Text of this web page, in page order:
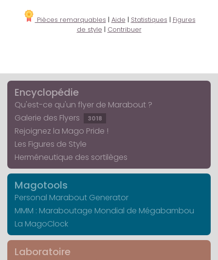
Pièces remarquables | Aide | Statistiques | Figures
de style | Contribuer
Encyclopédie
Qu'est-ce qu'un flyer de Marabout ?
Galerie des Flyers
3018
Rejoignez la Mago Pride !
Les Figures de Style
Herméneutique des sortilèges
Magotools
Personal Marabout Generator
MMM : Maraboutage Mondial de Mégabambou
La MagoClock
Laboratoire